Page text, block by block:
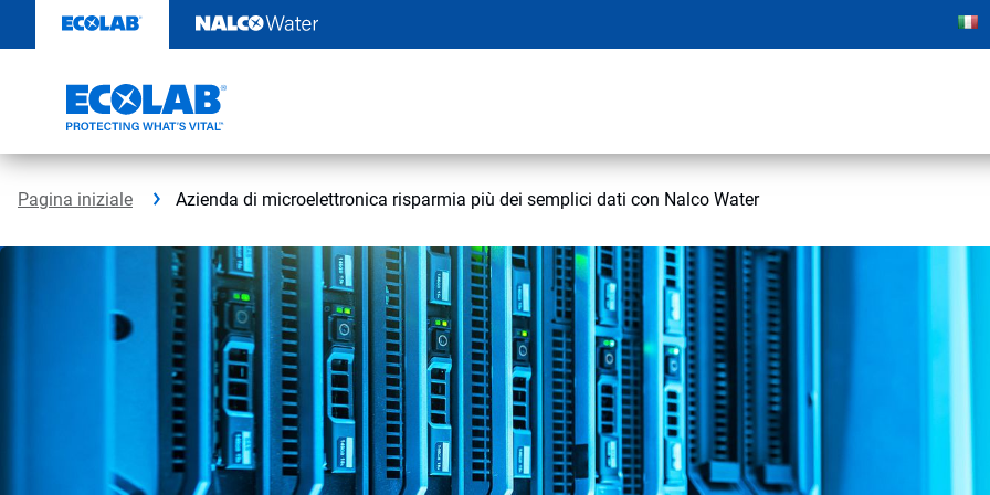
contenuto
Pagina iniziale Azienda di microelettronica risparmia più dei semplici dati con Nalco Water